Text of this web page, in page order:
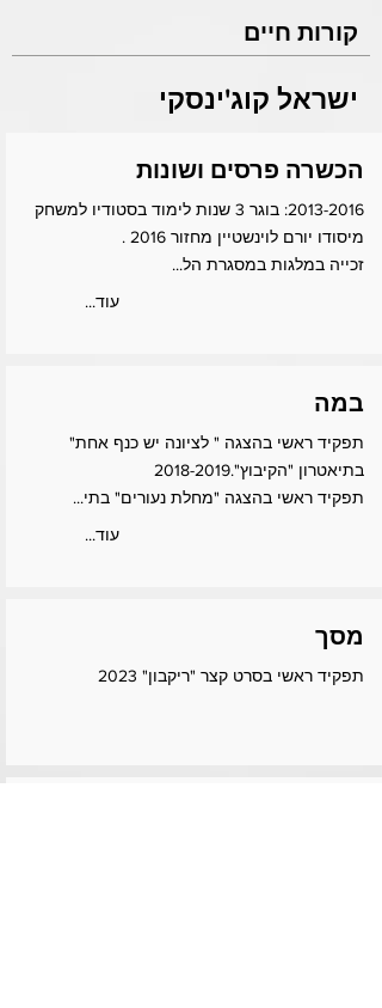
קורות חיים
ישראל קוג'ינסקי
הכשרה פרסים ושונות
2013-2016
: בוגר 3 שנות לימוד בסטודיו למשחק
מיסודו יורם לוינשטיין מחזור 2016 .
זכייה במלגות במסגרת הל...
...עוד
במה
תפקיד ראשי בהצגה " לציונה יש כנף אחת"
בתיאטרון "הקיבוץ".2018-2019
תפקיד ראשי בהצגה "מחלת נעורים" בתי...
...עוד
מסך
תפקיד ראשי בסרט קצר "ריקבון" 2023